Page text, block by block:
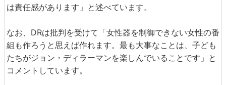
は責任感があります」と述べています。
なお、DRは批判を受けて「女性器を制御できない女性の番
組も作ろうと思えば作れます。最も大事なことは、子ども
たちがジョン・ディラーマンを楽しんでいることです」と
コメントしています。